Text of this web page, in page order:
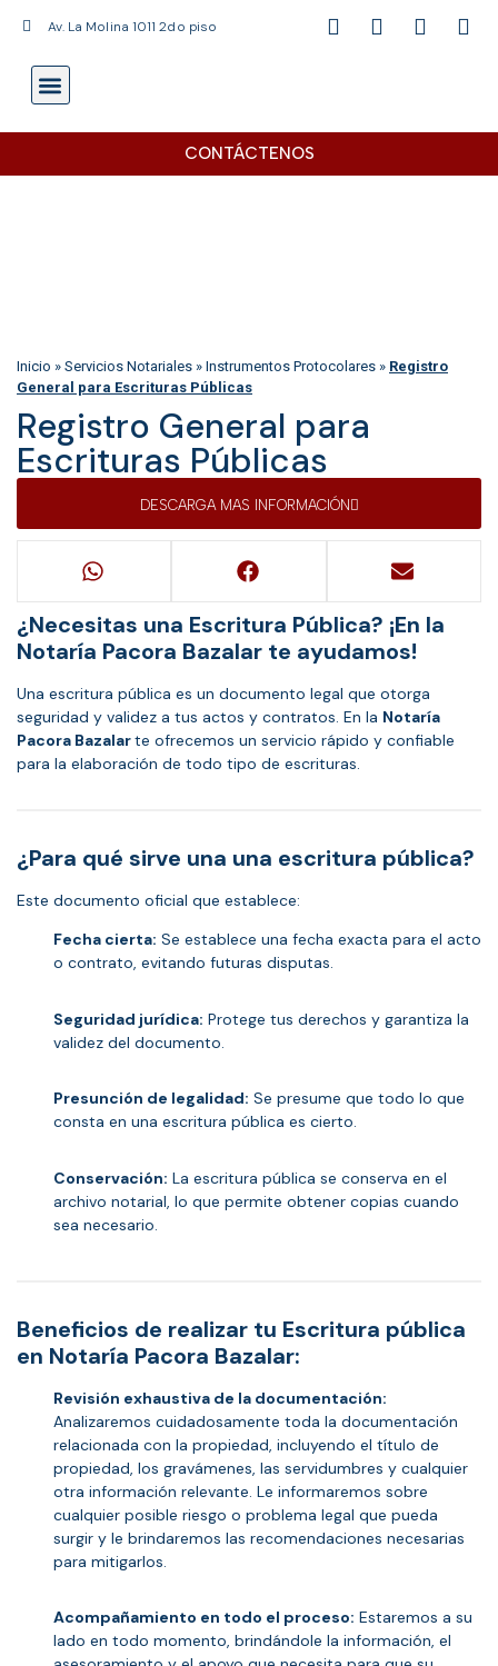
Av. La Molina 1011 2do piso
CONTÁCTENOS
Inicio » Servicios Notariales » Instrumentos Protocolares » Registro
General para Escrituras Públicas
Registro General para
Escrituras Públicas
DESCARGA MAS INFORMACIÓN
¿Necesitas una Escritura Pública? ¡En la
Notaría Pacora Bazalar te ayudamos!
Una escritura pública es un documento legal que otorga
seguridad y validez a tus actos y contratos. En la Notaría
Pacora Bazalarte ofrecemos un servicio rápido y confiable
para la elaboración de todo tipo de escrituras.
¿Para qué sirve una una escritura pública?
Este documento oficial que establece:
Fecha cierta: Se establece una fecha exacta para el acto
o contrato, evitando futuras disputas.
Seguridad jurídica: Protege tus derechos y garantiza la
validez del documento.
Presunción de legalidad: Se presume que todo lo que
consta en una escritura pública es cierto.
Conservación: La escritura pública se conserva en el
archivo notarial, lo que permite obtener copias cuando
sea necesario.
Beneficios de realizar tu Escritura pública
en Notaría Pacora Bazalar:
Revisión exhaustiva de la documentación:
Analizaremos cuidadosamente toda la documentación
relacionada con la propiedad, incluyendo el título de
propiedad, los gravámenes, las servidumbres y cualquier
otra información relevante. Le informaremos sobre
cualquier posible riesgo o problema legal que pueda
surgir y le brindaremos las recomendaciones necesarias
para mitigarlos.
Acompañamiento en todo el proceso: Estaremos a su
lado en todo momento, brindándole la información, el